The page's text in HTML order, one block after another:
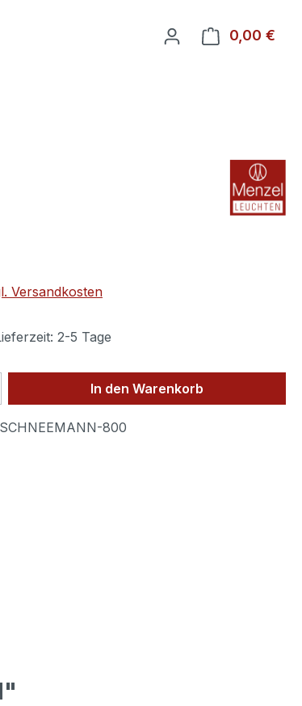
0,00 €
Versandkosten
2-5 Tage
Gib den gewünschten Wert
In den Warenkorb
800